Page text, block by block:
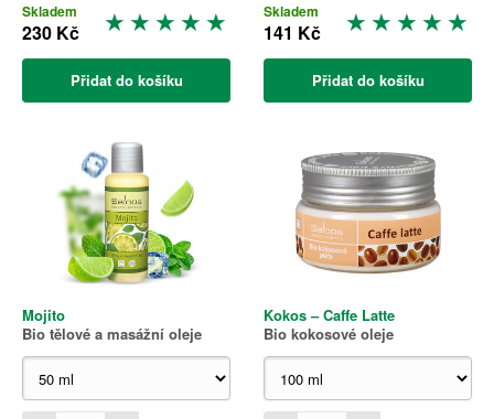
Skladem
230 Kč
Přidat do košíku
Skladem
141 Kč
Přidat do košíku
Mojito
Bio tělové a masážní oleje
Kokos – Caffe Latte
Bio kokosové oleje